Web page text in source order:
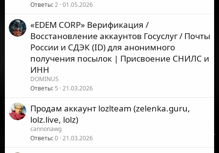
Ответы 2 01.05.2026
«EDEM CORP» Верификация /
Восстановление аккаунтов Госуслуг / Почты
России и СДЭК (ID) для анонимного
получения посылок | Присвоение СНИЛС и
ИНН
DOMINUS
Ответы 5 21.03.2026
Продам аккаунт lozlteam (zelenka.guru,
lolz.live, lolz)
cannonawg
Ответы 0 21.03.2026